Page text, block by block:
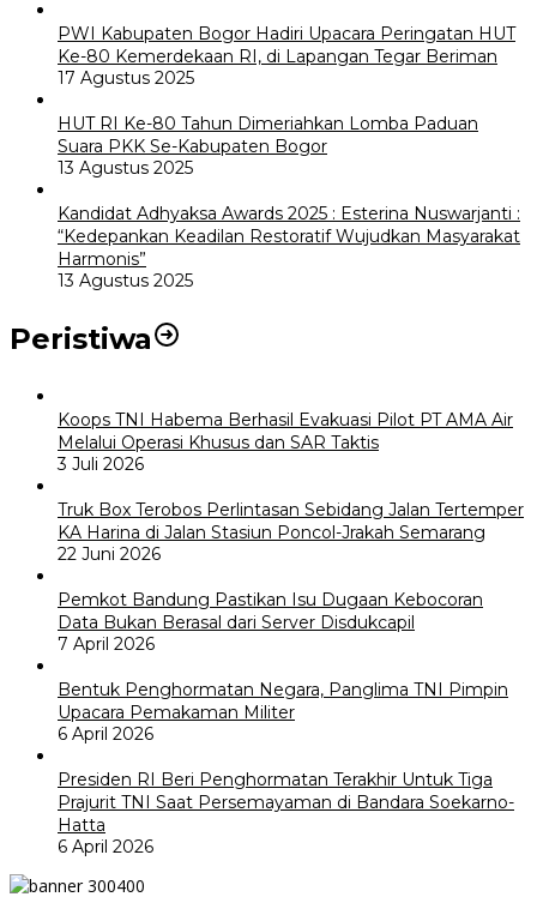
PWI Kabupaten Bogor Hadiri Upacara Peringatan HUT
Ke-80 Kemerdekaan RI, di Lapangan Tegar Beriman
17 Agustus 2025
HUT RI Ke-80 Tahun Dimeriahkan Lomba Paduan
Suara PKK Se-Kabupaten Bogor
13 Agustus 2025
Kandidat Adhyaksa Awards 2025 : Esterina Nuswarjanti :
“Kedepankan Keadilan Restoratif Wujudkan Masyarakat
Harmonis”
13 Agustus 2025
Peristiwa
Koops TNI Habema Berhasil Evakuasi Pilot PT AMA Air
Melalui Operasi Khusus dan SAR Taktis
3 Juli 2026
Truk Box Terobos Perlintasan Sebidang Jalan Tertemper
KA Harina di Jalan Stasiun Poncol-Jrakah Semarang
22 Juni 2026
Pemkot Bandung Pastikan Isu Dugaan Kebocoran
Data Bukan Berasal dari Server Disdukcapil
7 April 2026
Bentuk Penghormatan Negara, Panglima TNI Pimpin
Upacara Pemakaman Militer
6 April 2026
Presiden RI Beri Penghormatan Terakhir Untuk Tiga
Prajurit TNI Saat Persemayaman di Bandara Soekarno-
Hatta
6 April 2026